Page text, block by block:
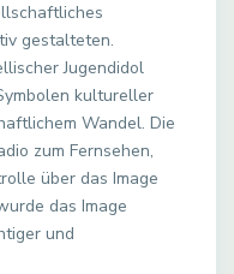
gestalteten.
Jugendidol
kultureller
Wandel. Die
zum Fernsehen,
über das Image
das Image
und